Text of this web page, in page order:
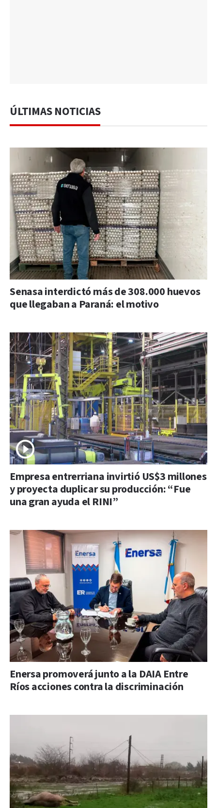
ÚLTIMAS NOTICIAS
Senasa interdictó más de 308.000 huevos
que llegaban a Paraná: el motivo
Empresa entrerriana invirtió US$3 millones
y proyecta duplicar su producción: “Fue
una gran ayuda el RINI”
Enersa promoverá junto a la DAIA Entre
Ríos acciones contra la discriminación